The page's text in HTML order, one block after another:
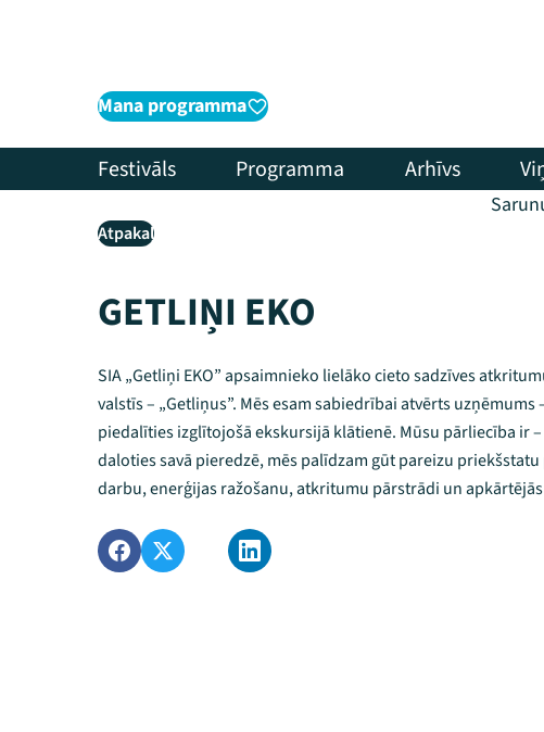
Mana programma
Festivāls Programma Arhīvs
Atpakaļ
GETLIŅI EKO
SIA „Getliņi EKO” apsaimnieko lielāko cieto sadzīves
valstīs – „Getliņus”. Mēs esam sabiedrībai atvērts uzņēmums
piedalīties izglītojošā ekskursijā klātienē. Mūsu pārliecība ir
daloties savā pieredzē, mēs palīdzam gūt pareizu
darbu, enerģijas ražošanu, atkritumu pārstrādi un